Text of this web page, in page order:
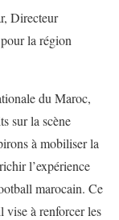
Directeur
la région
du Maroc,
sur la scène
à mobiliser la
l’expérience
marocain. Ce
vise à renforcer les